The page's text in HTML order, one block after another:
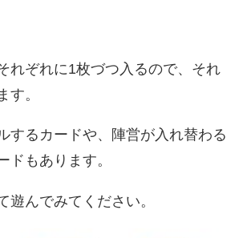
れぞれに1枚づつ入るので、それ
す。
するカードや、陣営が入れ替わる
ドもあります。
遊んでみてください。